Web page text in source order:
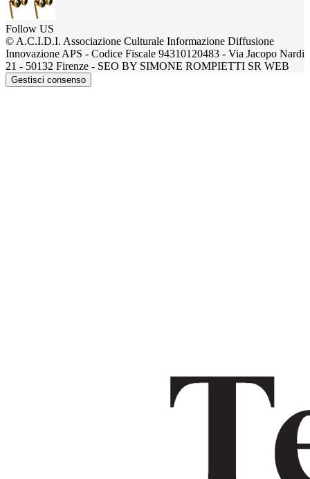
Follow US
© A.C.I.D.I. Associazione Culturale Informazione Diffusione
Innovazione APS - Codice Fiscale 94310120483 - Via Jacopo Nardi
21 - 50132 Firenze - SEO BY SIMONE ROMPIETTI SR WEB
Gestisci consenso